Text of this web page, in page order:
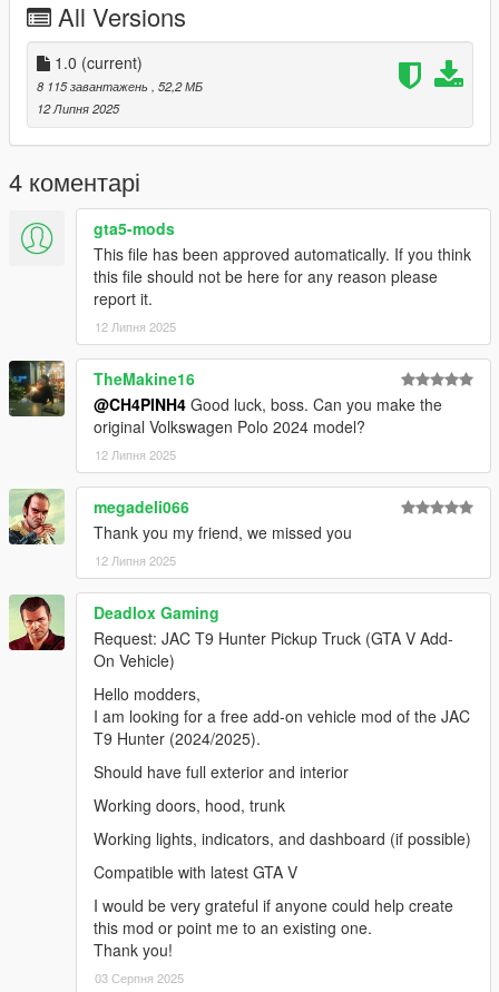
- To ride a car fivem
Copy jettagli23 in your resource folder
Add jettagli23 in serve.CFG
- To ride a car offline
Installation instructions:
Copy “jettagli23” in addon folder to “GTAV – mods – update –
x64 – dlcpacks
update > update.rpf > common > date > dlclist
put this: dlcpacks: - jettagli23-
All Versions
1.0 (current)
8 115 завантажень
, 52,2 МБ
12 Липня 2025
4 коментарі
gta5-mods
This file has been approved automatically. If you think
this file should not be here for any reason please
report it.
12 Липня 2025
TheMakine16
@CH4PINH4 Good luck, boss. Can you make the
original Volkswagen Polo 2024 model?
12 Липня 2025
megadeli066
Thank you my friend, we missed you
12 Липня 2025
Deadlox Gaming
Request: JAC T9 Hunter Pickup Truck (GTA V Add-
On Vehicle)
Hello modders,
I am looking for a free add-on vehicle mod of the JAC
T9 Hunter (2024/2025).
Should have full exterior and interior
Working doors, hood, trunk
Working lights, indicators, and dashboard (if possible)
Compatible with latest GTA V
I would be very grateful if anyone could help create
this mod or point me to an existing one.
Thank you!
03 Серпня 2025